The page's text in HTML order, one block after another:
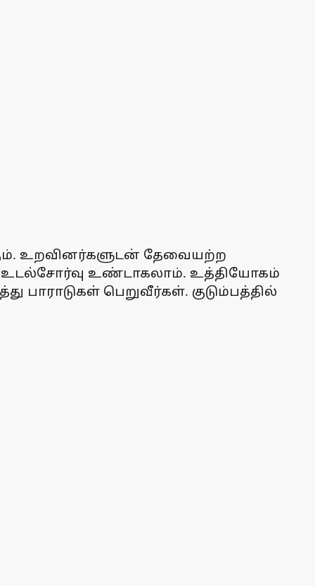
உறவினர்களுடன் தேவையற்ற
உடல்சோர்வு உண்டாகலாம். உத்தியோகம்
பாராடுகள் பெறுவீர்கள். குடும்பத்தில்